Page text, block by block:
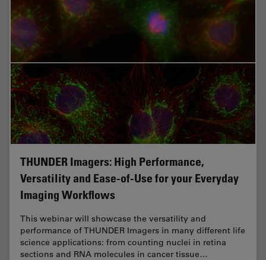
THUNDER Imagers: High Performance,
Versatility and Ease-of-Use for your Everyday
Imaging Workflows
This webinar will showcase the versatility and
performance of THUNDER Imagers in many different life
science applications: from counting nuclei in retina
sections and RNA molecules in cancer tissue…